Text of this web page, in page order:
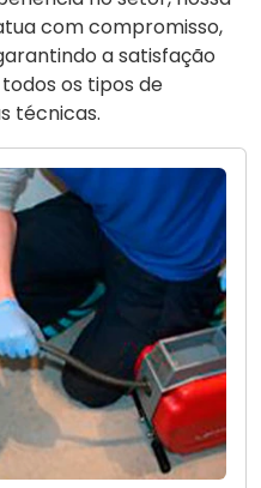
com compromisso,
a satisfação
os tipos de
técnicas.